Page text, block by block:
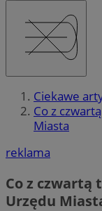
Ciekawe
Co z
Miasta
reklama
Co z czwartą
Urzędu